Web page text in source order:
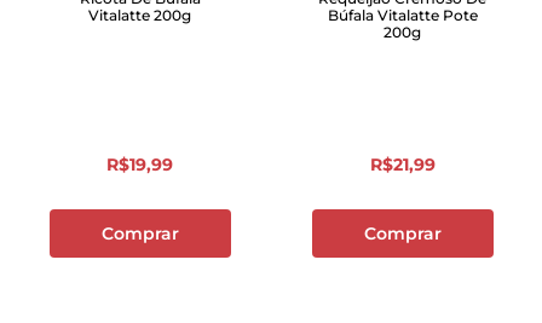
Vitalatte 200g
R$19,99
Comprar
Búfala Vitalatte Pote
200g
R$21,99
Comprar